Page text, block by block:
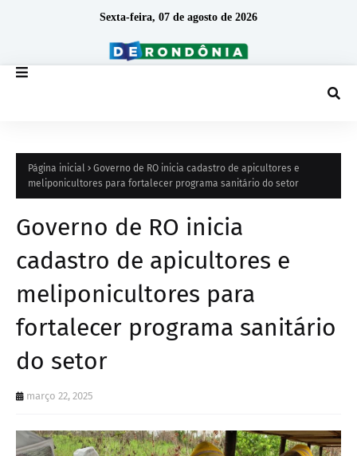
Sexta-feira, 07 de agosto de 2026
Página inicial
Governo de RO inicia cadastro de apicultores e
meliponicultores para fortalecer programa sanitário do setor
Governo de RO inicia
cadastro de apicultores e
meliponicultores para
fortalecer programa sanitário
do setor
março 22, 2025